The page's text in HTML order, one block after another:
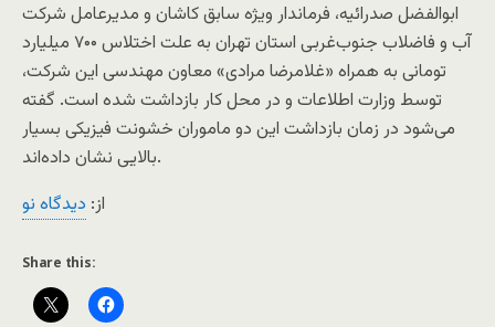
ابوالفضل صدرائیه، فرماندار ویژه سابق کاشان و مدیرعامل شرکت
آب و فاضلاب جنوب‌غربی استان تهران به علت اختلاس ۷۰۰ میلیارد
تومانی به همراه «غلامرضا مرادی» معاون مهندسی این شرکت،
توسط وزارت اطلاعات و در محل کار بازداشت شده است. گفته
می‌شود در زمان بازداشت این دو ماموران خشونت فیزیکی بسیار
بالایی نشان داده‌اند.
از: دیدگاه نو
Share this: